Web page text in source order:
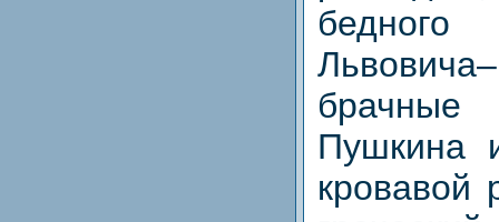
бедного
Пушкина
кровавой